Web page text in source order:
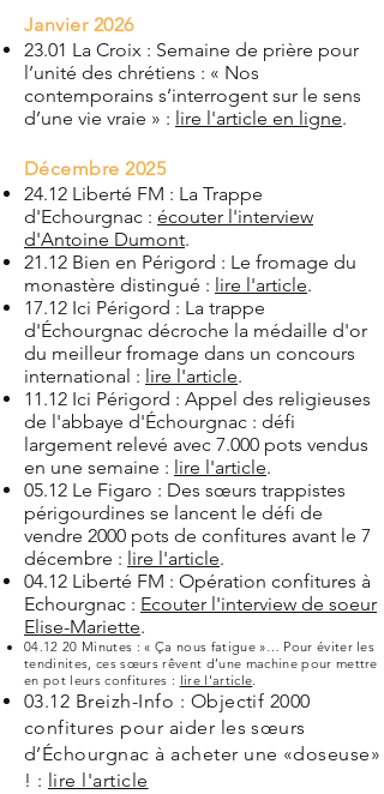
Janvier 2026
23.01 La Croix : Semaine de prière pour
l’unité des chrétiens : « Nos
contemporains s’interrogent sur le sens
d’une vie vraie » : lire l'article en ligne.
Décembre 2025
24.12 Liberté FM : La Trappe
d'Echourgnac : écouter l'interview
d'Antoine Dumont.
21.12 Bien en Périgord : Le fromage du
monastère distingué : lire l'article.
17.12 Ici Périgord : La trappe
d'Échourgnac décroche la médaille d'or
du meilleur fromage dans un concours
international : lire l'article.
11.12 Ici Périgord : Appel des religieuses
de l'abbaye d'Échourgnac : défi
largement relevé avec 7.000 pots vendus
en une semaine : lire l'article.
05.12 Le Figaro : Des sœurs trappistes
périgourdines se lancent le défi de
vendre 2000 pots de confitures avant le 7
décembre : lire l'article.
04.12 Liberté FM : Opération confitures à
Echourgnac : Ecouter l'interview de soeur
Elise-Mariette.
04.12 20 Minutes : « Ça nous fatigue »… Pour éviter les
tendinites, ces sœurs rêvent d’une machine pour mettre
en pot leurs confitures : lire l'article.
03.12 Breizh-Info : Objectif 2000
confitures pour aider les sœurs
d’Échourgnac à acheter une «doseuse»
! : lire l'article